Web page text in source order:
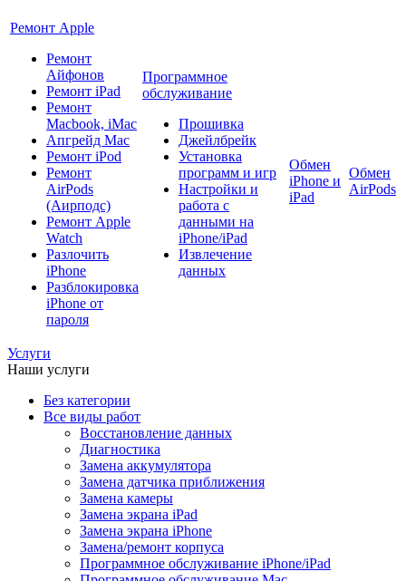
Ремонт Apple
Ремонт
Айфонов
Ремонт iPad
Ремонт
Macbook, iMac
Апгрейд Mac
Ремонт iPod
Ремонт
AirPods
(Аирподс)
Ремонт Apple
Watch
Разлочить
iPhone
Разблокировка
iPhone от
пароля
Программное
обслуживание
Прошивка
Джейлбрейк
Установка
программ и игр
Настройки и
работа с
данными на
iPhone/iPad
Извлечение
данных
Обмен
iPhone и
iPad
Обмен
AirPods
Услуги
Наши услуги
Без категории
Все виды работ
Восстановление данных
Диагностика
Замена аккумулятора
Замена датчика приближения
Замена камеры
Замена экрана iPad
Замена экрана iPhone
Замена/ремонт корпуса
Программное обслуживание iPhone/iPad